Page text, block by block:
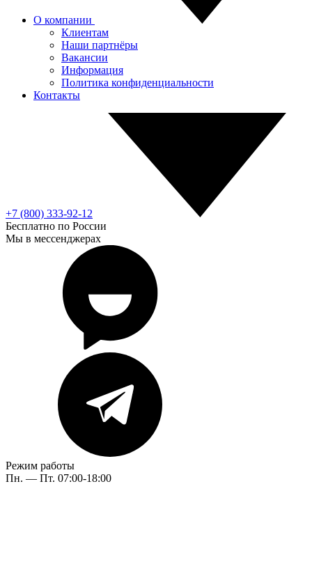
О компании
Клиентам
Наши партнёры
Вакансии
Информация
Политика конфиденциальности
Контакты
+7 (800) 333-92-12
Бесплатно по России
Мы в мессенджерах
Режим работы
Пн. — Пт. 07:00-18:00